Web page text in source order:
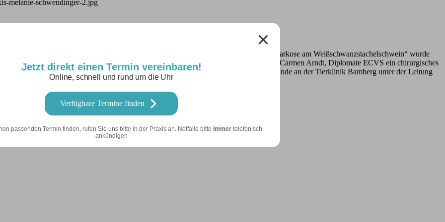
Jetzt direkt einen Termin vereinbaren!
Online, schnell und rund um die Uhr
Verfügbare Termine finden
passenden Termin finden, rufen Sie uns bitte in der Praxis an. Notfälle bitte immer telefonisch
ankündigen
Vienna Veterinärmedizin studiert. Nach bestandener Diplomprüfung zum Thema „Narkose am Weißschwanzstachelschwein“ wurde
absolvierte ich an der Tierklinik Weilheim, Oberbayern unter der Leitung von Frau Dr. Carmen Arndt, Diplomate ECVS ein chirurgisches
Tierkliniken für Kleintiere in Bayern tätig. Zuletzt als Oberärztin für Tierzahnheilkunde an der Tierklinik Bamberg unter der Leitung
in einer Kleintierpraxis in Mittelfranken.
ganz besonders!